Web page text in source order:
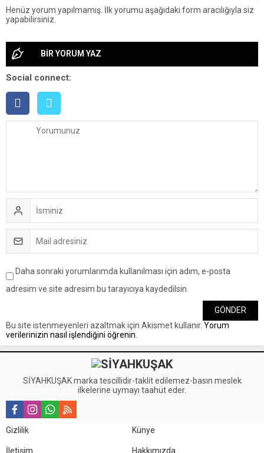
Henüz yorum yapılmamış. İlk yorumu aşağıdaki form aracılığıyla siz
yapabilirsiniz.
BİR YORUM YAZ
Social connect:
Daha sonraki yorumlarımda kullanılması için adım, e-posta
adresim ve site adresim bu tarayıcıya kaydedilsin.
Bu site istenmeyenleri azaltmak için Akismet kullanır. Yorum
verilerinizin nasıl işlendiğini öğrenin.
SİYAHKUŞAK marka tescillidir-taklit edilemez-basın meslek
ilkelerine uymayı taahüt eder.
Gizlilik Künye
İletişim Hakkımızda